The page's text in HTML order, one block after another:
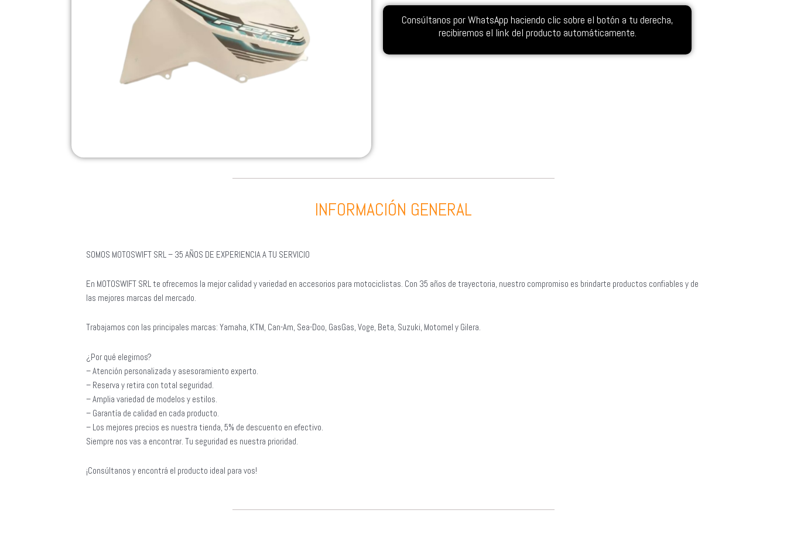
Consúltanos por WhatsApp haciendo clic sobre el botón a tu derecha,
recibiremos el link del producto automáticamente.
INFORMACIÓN GENERAL
SOMOS MOTOSWIFT SRL – 35 AÑOS DE EXPERIENCIA A TU SERVICIO
En MOTOSWIFT SRL te ofrecemos la mejor calidad y variedad en accesorios para motociclistas. Con 35 años de trayectoria, nuestro compromiso es brindarte productos confiables y de
las mejores marcas del mercado.
Trabajamos con las principales marcas: Yamaha, KTM, Can-Am, Sea-Doo, GasGas, Voge, Beta, Suzuki, Motomel y Gilera.
¿Por qué elegirnos?
– Atención personalizada y asesoramiento experto.
– Reserva y retira con total seguridad.
– Amplia variedad de modelos y estilos.
– Garantía de calidad en cada producto.
– Los mejores precios es nuestra tienda, 5% de descuento en efectivo.
Siempre nos vas a encontrar. Tu seguridad es nuestra prioridad.
¡Consúltanos y encontrá el producto ideal para vos!